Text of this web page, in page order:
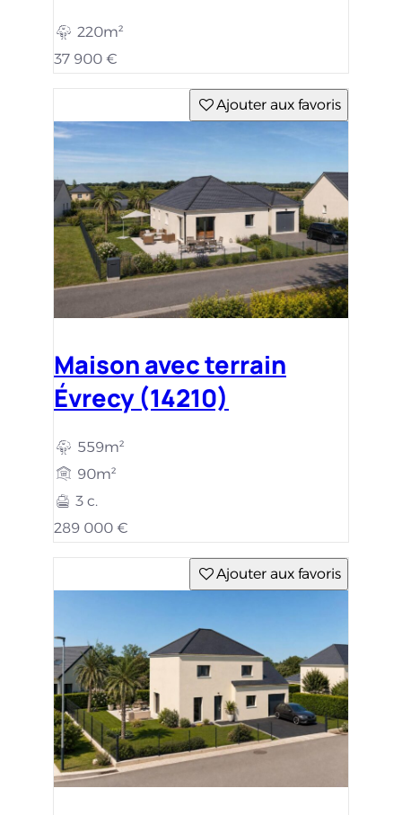
220m²
37 900 €
Ajouter aux favoris
Maison avec terrain
Évrecy (14210)
559m²
90m²
3 c.
289 000 €
Ajouter aux favoris